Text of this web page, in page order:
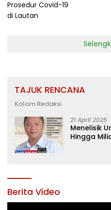
TAJUK RENCANA
Kolom Redaksi
21 April 2025
Menelisik
Hingga
Berita Video